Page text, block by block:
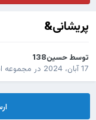
پریشانی&
توسط حسین138
17 آبان، 2024
در مجموعه